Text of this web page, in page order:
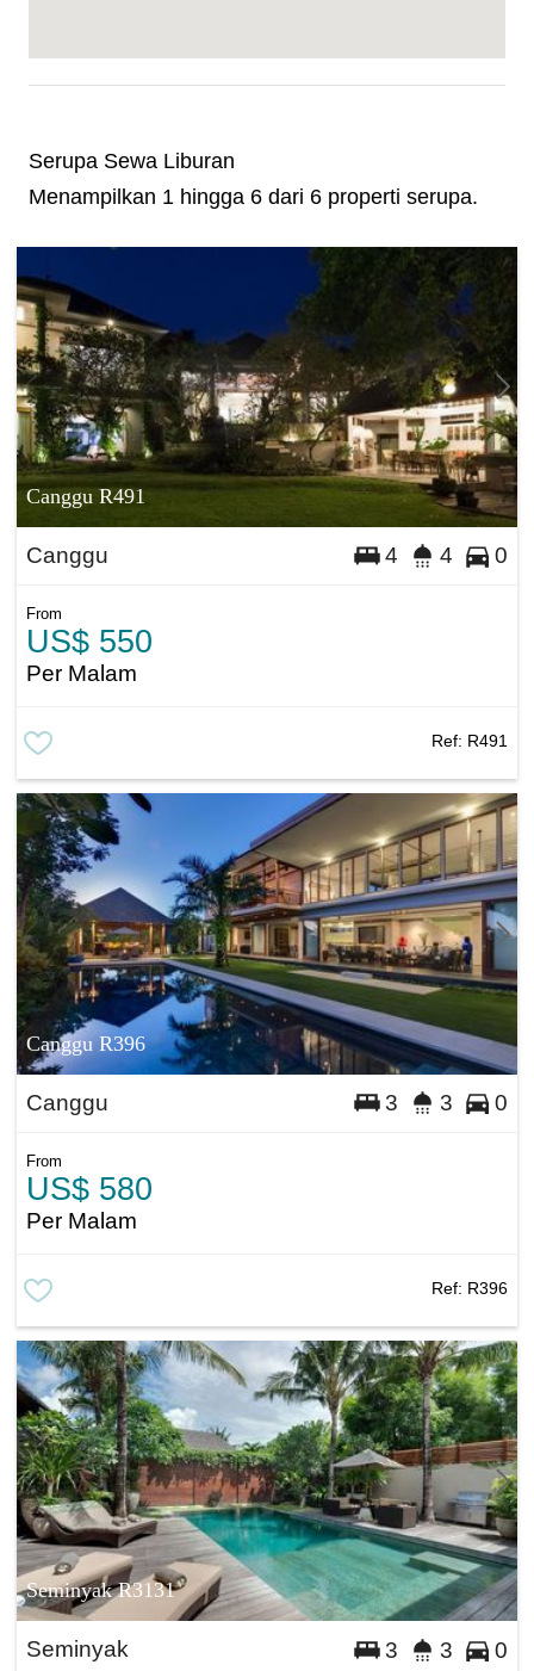
Serupa Sewa Liburan
Menampilkan 1 hingga 6 dari 6 properti serupa.
Canggu R491
Canggu 4 4 0
From
US$ 550
Per Malam
Ref: R491
Canggu R396
Canggu 3 3 0
From
US$ 580
Per Malam
Ref: R396
Seminyak R3131
Seminyak 3 3 0